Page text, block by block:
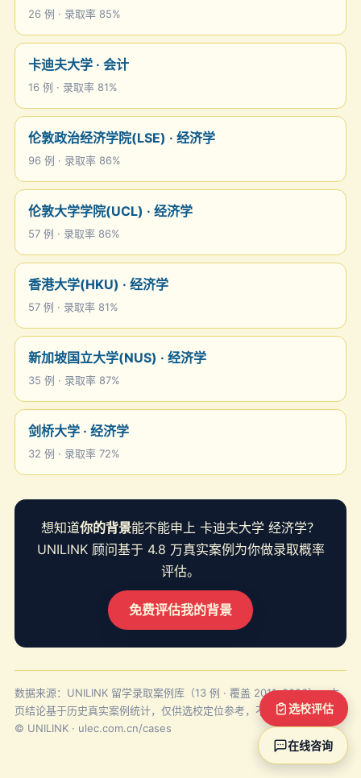
26 例 · 录取率 85%
卡迪夫大学 · 会计
16 例 · 录取率 81%
伦敦政治经济学院(LSE) · 经济学
96 例 · 录取率 86%
伦敦大学学院(UCL) · 经济学
57 例 · 录取率 86%
香港大学(HKU) · 经济学
57 例 · 录取率 81%
新加坡国立大学(NUS) · 经济学
35 例 · 录取率 87%
剑桥大学 · 经济学
32 例 · 录取率 72%
想知道你的背景能不能申上 卡迪夫大学 经济学？
UNILINK 顾问基于 4.8 万真实案例为你做录取概率
评估。
免费评估我的背景
数据来源：UNILINK 留学录取案例库（13 例 · 覆盖 2011–2026）。本
页结论基于历史真实案例统计，仅供选校定位参考，不构成录取承诺。
© UNILINK · ulec.com.cn/cases
选校评估
在线咨询